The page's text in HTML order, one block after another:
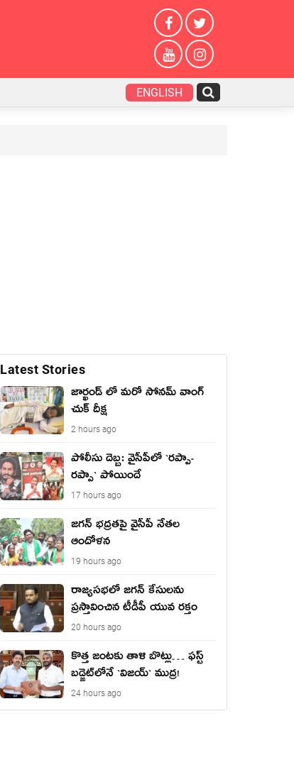
ENGLISH
Latest Stories
జార్ఖండ్ లో మరో సోనమ్ వాంగ్
చుక్ దీక్ష
2 hours ago
పోలీసు దెబ్బ: వైసీపీలో `ర‌ప్పా-
ర‌ప్పా` పోయిందే
17 hours ago
జ‌గ‌న్ భద్రతపై వైసీపీ నేతల
ఆందోళన
19 hours ago
రాజ్యసభలో జగన్ కేసులను
ప్రస్తావించిన టీడీపీ యువ రక్తం
20 hours ago
కొత్త జంట‌కు తాళి బొట్లు… ఫ‌స్ట్
బ‌డ్జెట్‌లోనే `విజ‌య్` ముద్ర‌!
24 hours ago